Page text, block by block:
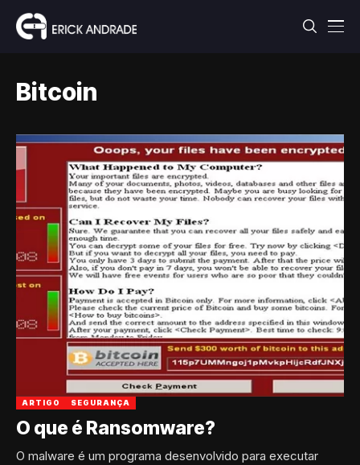
Bitcoin
ARTIGO SEGURANÇA
O que é Ransomware?
O malware é um programa desenvolvido para executar